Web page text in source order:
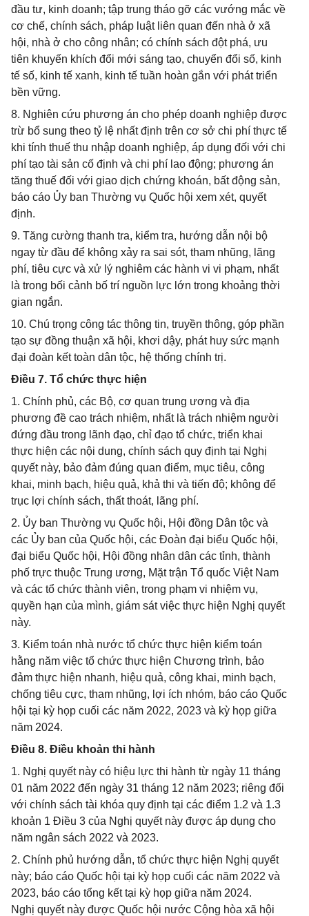
đầu tư, kinh doanh; tập trung tháo gỡ các vướng mắc về
cơ chế, chính sách, pháp luật liên quan đến nhà ở xã
hội, nhà ở cho công nhân; có chính sách đột phá, ưu
tiên khuyến khích đổi mới sáng tạo, chuyển đổi số, kinh
tế số, kinh tế xanh, kinh tế tuần hoàn gắn với phát triển
bền vững.
8. Nghiên cứu phương án cho phép doanh nghiệp được
trừ bổ sung theo tỷ lệ nhất định trên cơ sở chi phí thực tế
khi tính thuế thu nhập doanh nghiệp, áp dụng đối với chi
phí tạo tài sản cố định và chi phí lao động; phương án
tăng thuế đối với giao dịch chứng khoán, bất động sản,
báo cáo Ủy ban Thường vụ Quốc hội xem xét, quyết
định.
9. Tăng cường thanh tra, kiểm tra, hướng dẫn nội bộ
ngay từ đầu để không xảy ra sai sót, tham nhũng, lãng
phí, tiêu cực và xử lý nghiêm các hành vi vi phạm, nhất
là trong bối cảnh bố trí nguồn lực lớn trong khoảng thời
gian ngắn.
10. Chú trọng công tác thông tin, truyền thông, góp phần
tạo sự đồng thuận xã hội, khơi dậy, phát huy sức mạnh
đại đoàn kết toàn dân tộc, hệ thống chính trị.
Điều 7. Tổ chức thực hiện
1. Chính phủ, các Bộ, cơ quan trung ương và địa
phương đề cao trách nhiệm, nhất là trách nhiệm người
đứng đầu trong lãnh đạo, chỉ đạo tổ chức, triển khai
thực hiện các nội dung, chính sách quy định tại Nghị
quyết này, bảo đảm đúng quan điểm, mục tiêu, công
khai, minh bạch, hiệu quả, khả thi và tiến độ; không để
trục lợi chính sách, thất thoát, lãng phí.
2. Ủy ban Thường vụ Quốc hội, Hội đồng Dân tộc và
các Ủy ban của Quốc hội, các Đoàn đại biểu Quốc hội,
đại biểu Quốc hội, Hội đồng nhân dân các tỉnh, thành
phố trực thuộc Trung ương, Mặt trận Tổ quốc Việt Nam
và các tổ chức thành viên, trong phạm vi nhiệm vụ,
quyền hạn của mình, giám sát việc thực hiện Nghị quyết
này.
3. Kiểm toán nhà nước tổ chức thực hiện kiểm toán
hằng năm việc tổ chức thực hiện Chương trình, bảo
đảm thực hiện nhanh, hiệu quả, công khai, minh bạch,
chống tiêu cực, tham nhũng, lợi ích nhóm, báo cáo Quốc
hội tại kỳ họp cuối các năm 2022, 2023 và kỳ họp giữa
năm 2024.
Điều 8. Điều khoản thi hành
1. Nghị quyết này có hiệu lực thi hành từ ngày 11 tháng
01 năm 2022 đến ngày 31 tháng 12 năm 2023; riêng đối
với chính sách tài khóa quy định tại các điểm 1.2 và 1.3
khoản 1 Điều 3 của Nghị quyết này được áp dụng cho
năm ngân sách 2022 và 2023.
2. Chính phủ hướng dẫn, tổ chức thực hiện Nghị quyết
này; báo cáo Quốc hội tại kỳ họp cuối các năm 2022 và
2023, báo cáo tổng kết tại kỳ họp giữa năm 2024.
Nghị quyết này được Quốc hội nước Cộng hòa xã hội